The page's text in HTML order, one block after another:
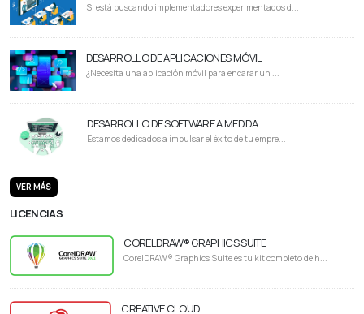
Si está buscando implementadores experimentados d...
DESARROLLO DE APLICACIONES MÓVIL
¿Necesita una aplicación móvil para encarar un ...
DESARROLLO DE SOFTWARE A MEDIDA
Estamos dedicados a impulsar el éxito de tu empre...
VER MÁS
LICENCIAS
CORELDRAW® GRAPHICS SUITE
CorelDRAW® Graphics Suite es tu kit completo de h...
CREATIVE CLOUD